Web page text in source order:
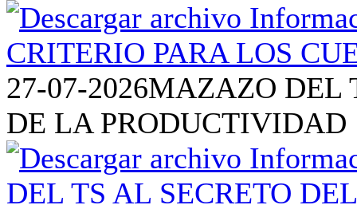
27-07-2026MAZAZO DEL
DE LA PRODUCTIVIDAD